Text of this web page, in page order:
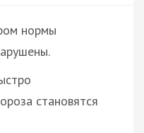
нормы
становятся